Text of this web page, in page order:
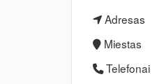
Adresas
Miestas
Telefonai